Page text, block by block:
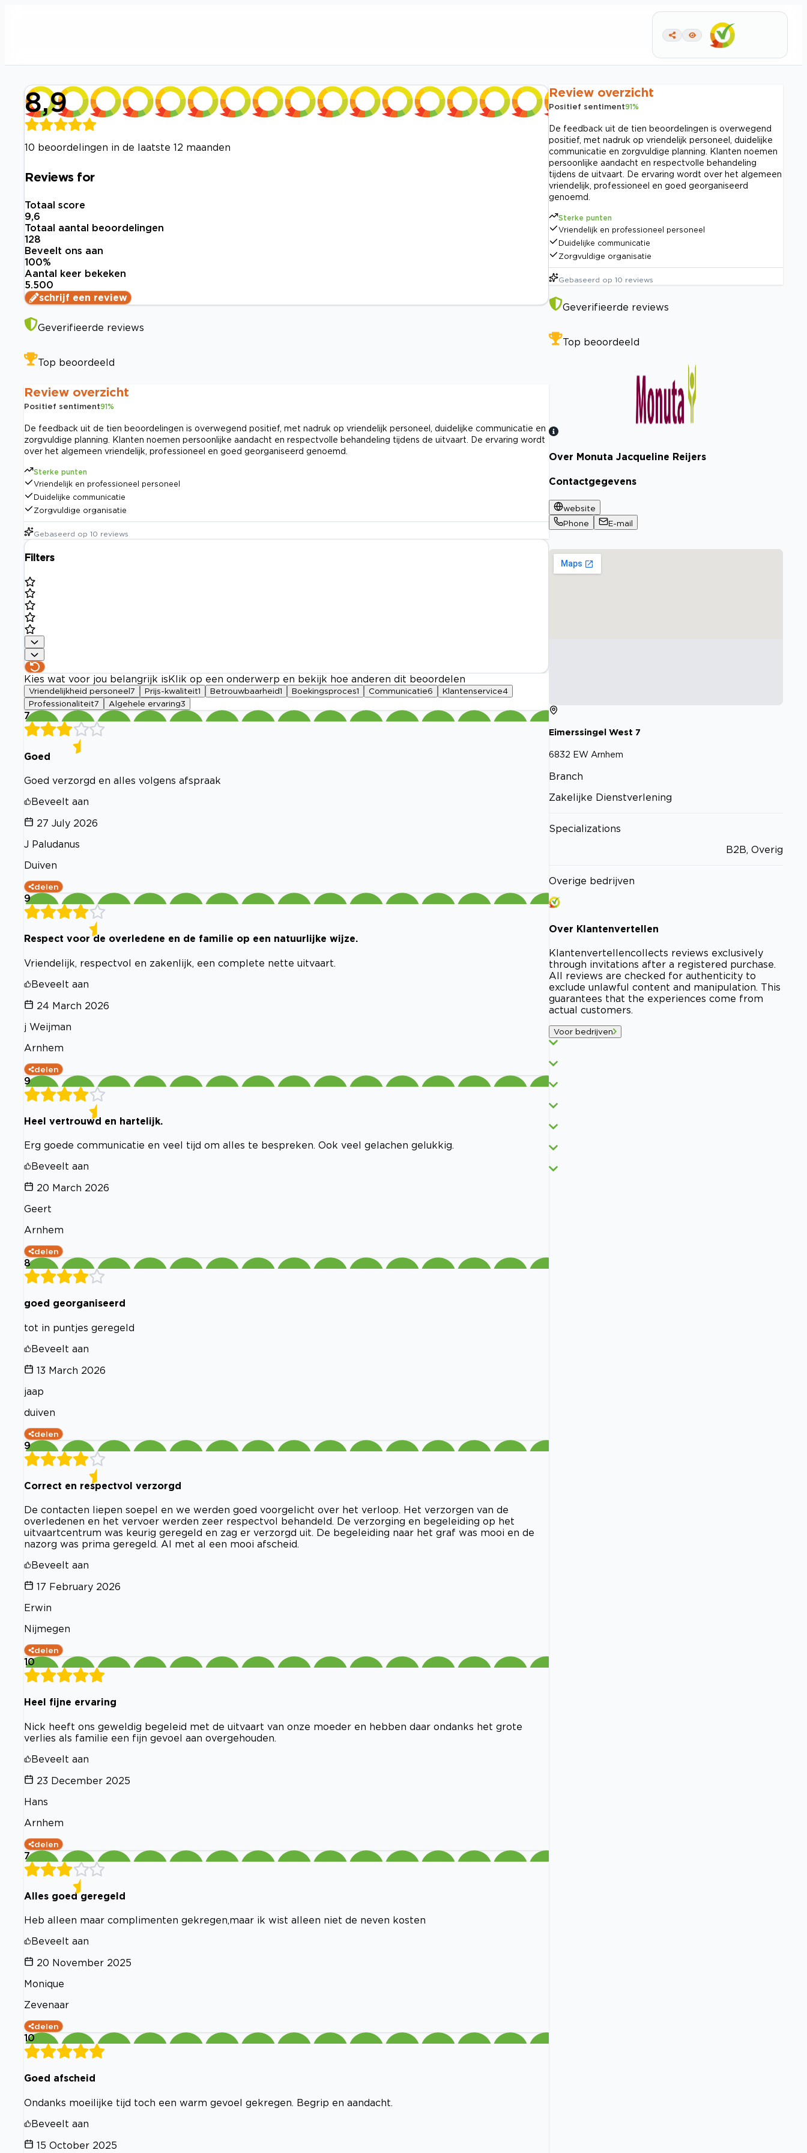
8,9
10 beoordelingen in de laatste 12 maanden
Reviews for
Totaal score
9,6
Totaal aantal beoordelingen
128
Beveelt ons aan
100%
Aantal keer bekeken
5.500
schrijf een review
Geverifieerde reviews
Top beoordeeld
Review overzicht
Positief sentiment91%
De feedback uit de tien beoordelingen is overwegend positief, met nadruk op vriendelijk personeel, duidelijke communicatie en
zorgvuldige planning. Klanten noemen persoonlijke aandacht en respectvolle behandeling tijdens de uitvaart. De ervaring wordt
over het algemeen vriendelijk, professioneel en goed georganiseerd genoemd.
Sterke punten
Vriendelijk en professioneel personeel
Duidelijke communicatie
Zorgvuldige organisatie
Gebaseerd op 10 reviews
Filters
Kies wat voor jou belangrijk is Klik op een onderwerp en bekijk hoe anderen dit beoordelen
Vriendelijkheid personeel 7 Prijs-kwaliteit1 Betrouwbaarheid1 Boekingsproces1 Communicatie6 Klantenservice4
Professionaliteit7 Algehele ervaring3
7
Goed
Goed verzorgd en alles volgens afspraak
Beveelt aan
27 July 2026
J Paludanus
Duiven
delen
9
Respect voor de overledene en de familie op een natuurlijke wijze.
Vriendelijk, respectvol en zakenlijk, een complete nette uitvaart.
Beveelt aan
24 March 2026
j Weijman
Arnhem
delen
9
Heel vertrouwd en hartelijk.
Erg goede communicatie en veel tijd om alles te bespreken. Ook veel gelachen gelukkig.
Beveelt aan
20 March 2026
Geert
Arnhem
delen
8
goed georganiseerd
tot in puntjes geregeld
Beveelt aan
13 March 2026
jaap
duiven
delen
9
Correct en respectvol verzorgd
De contacten liepen soepel en we werden goed voorgelicht over het verloop. Het verzorgen van de
overledenen en het vervoer werden zeer respectvol behandeld. De verzorging en begeleiding op het
uitvaartcentrum was keurig geregeld en zag er verzorgd uit. De begeleiding naar het graf was mooi en de
nazorg was prima geregeld. Al met al een mooi afscheid.
Beveelt aan
17 February 2026
Erwin
Nijmegen
delen
10
Heel fijne ervaring
Nick heeft ons geweldig begeleid met de uitvaart van onze moeder en hebben daar ondanks het grote
verlies als familie een fijn gevoel aan overgehouden.
Beveelt aan
23 December 2025
Hans
Arnhem
delen
7
Alles goed geregeld
Heb alleen maar complimenten gekregen,maar ik wist alleen niet de neven kosten
Beveelt aan
20 November 2025
Monique
Zevenaar
delen
10
Goed afscheid
Ondanks moeilijke tijd toch een warm gevoel gekregen. Begrip en aandacht.
Beveelt aan
15 October 2025
Review overzicht
Positief sentiment91%
De feedback uit de tien beoordelingen is overwegend
positief, met nadruk op vriendelijk personeel, duidelijke
communicatie en zorgvuldige planning. Klanten noemen
persoonlijke aandacht en respectvolle behandeling
tijdens de uitvaart. De ervaring wordt over het algemeen
vriendelijk, professioneel en goed georganiseerd
genoemd.
Sterke punten
Vriendelijk en professioneel personeel
Duidelijke communicatie
Zorgvuldige organisatie
Gebaseerd op 10 reviews
Geverifieerde reviews
Top beoordeeld
Bekijk certificaat
Over Monuta Jacqueline Reijers
Contactgegevens
website
Phone
E-mail
Eimerssingel West 7
6832 EW Arnhem
Branch
Zakelijke Dienstverlening
Specializations
B2B, Overig
Overige bedrijven
Over Klantenvertellen
Klantenvertellencollects reviews exclusively
through invitations after a registered purchase.
All reviews are checked for authenticity to
exclude unlawful content and manipulation. This
guarantees that the experiences come from
actual customers.
Voor bedrijven